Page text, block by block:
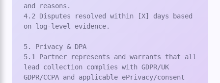
and reasons.
4.2 Disputes resolved within [X] days based
on log-level evidence.
5. Privacy & DPA
5.1 Partner represents and warrants that all
lead collection complies with GDPR/UK
GDPR/CCPA and applicable ePrivacy/consent